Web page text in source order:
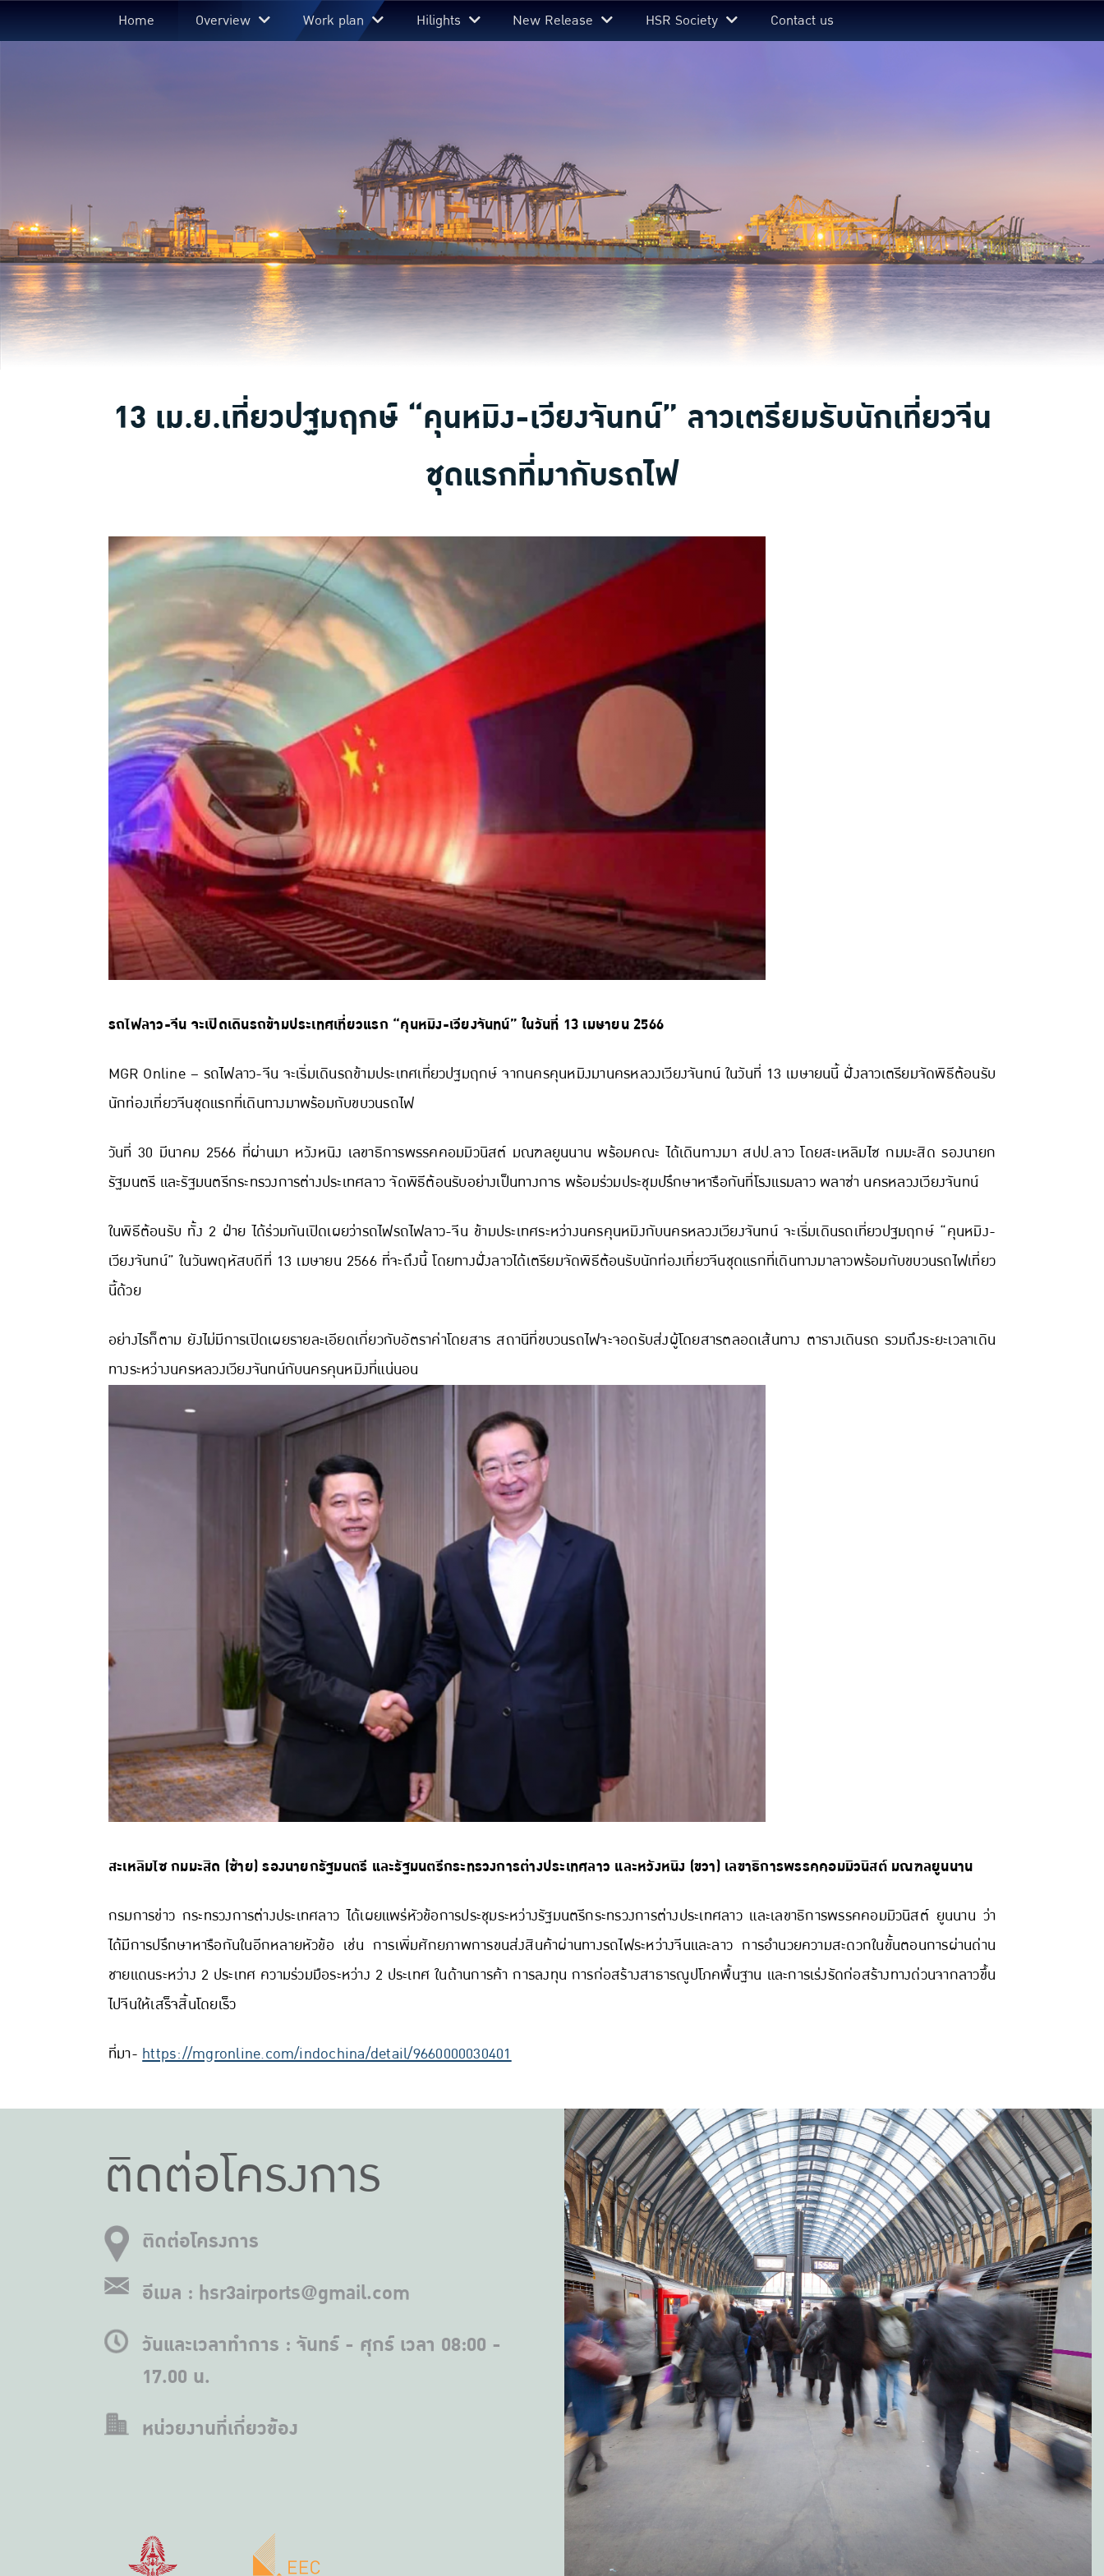
Home Overview Work plan Hilights New Release HSR Society Contact us
13 เม.ย.เที่ยวปฐมฤกษ์ “คุนหมิง-เวียงจันทน์” ลาวเตรียมรับนักเที่ยวจีน
ชุดแรกที่มากับรถไฟ
รถไฟลาว-จีน จะเปิดเดินรถข้ามประเทศเที่ยวแรก “คุนหมิง-เวียงจันทน์” ในวันที่ 13 เมษายน 2566
MGR Online – รถไฟลาว-จีน จะเริ่มเดินรถข้ามประเทศเที่ยวปฐมฤกษ์ จากนครคุนหมิงมานครหลวงเวียงจันทน์ ในวันที่ 13 เมษายนนี้ ฝั่งลาวเตรียมจัดพิธีต้อนรับ
นักท่องเที่ยวจีนชุดแรกที่เดินทางมาพร้อมกับขบวนรถไฟ
วันที่ 30 มีนาคม 2566 ที่ผ่านมา หวังหนิง เลขาธิการพรรคคอมมิวนิสต์ มณฑลยูนนาน พร้อมคณะ ได้เดินทางมา สปป.ลาว โดยสะเหลิมไซ กมมะสิด รองนายก
รัฐมนตรี และรัฐมนตรีกระทรวงการต่างประเทศลาว จัดพิธีต้อนรับอย่างเป็นทางการ พร้อมร่วมประชุมปรึกษาหารือกันที่โรงแรมลาว พลาซ่า นครหลวงเวียงจันทน์
ในพิธีต้อนรับ ทั้ง 2 ฝ่าย ได้ร่วมกันเปิดเผยว่ารถไฟรถไฟลาว-จีน ข้ามประเทศระหว่างนครคุนหมิงกับนครหลวงเวียงจันทน์ จะเริ่มเดินรถเที่ยวปฐมฤกษ์ “คุนหมิง-
เวียงจันทน์” ในวันพฤหัสบดีที่ 13 เมษายน 2566 ที่จะถึงนี้ โดยทางฝั่งลาวได้เตรียมจัดพิธีต้อนรับนักท่องเที่ยวจีนชุดแรกที่เดินทางมาลาวพร้อมกับขบวนรถไฟเที่ยว
นี้ด้วย
อย่างไรก็ตาม ยังไม่มีการเปิดเผยรายละเอียดเกี่ยวกับอัตราค่าโดยสาร สถานีที่ขบวนรถไฟจะจอดรับส่งผู้โดยสารตลอดเส้นทาง ตารางเดินรถ รวมถึงระยะเวลาเดิน
ทางระหว่างนครหลวงเวียงจันทน์กับนครคุนหมิงที่แน่นอน
สะเหลิมไซ กมมะสิด (ซ้าย) รองนายกรัฐมนตรี และรัฐมนตรีกระทรวงการต่างประเทศลาว และหวังหนิง (ขวา) เลขาธิการพรรคคอมมิวนิสต์ มณฑลยูนนาน
กรมการข่าว กระทรวงการต่างประเทศลาว ได้เผยแพร่หัวข้อการประชุมระหว่างรัฐมนตรีกระทรวงการต่างประเทศลาว และเลขาธิการพรรคคอมมิวนิสต์ ยูนนาน ว่า
ได้มีการปรึกษาหารือกันในอีกหลายหัวข้อ เช่น การเพิ่มศักยภาพการขนส่งสินค้าผ่านทางรถไฟระหว่างจีนและลาว การอำนวยความสะดวกในขั้นตอนการผ่านด่าน
ชายแดนระหว่าง 2 ประเทศ ความร่วมมือระหว่าง 2 ประเทศ ในด้านการค้า การลงทุน การก่อสร้างสาธารณูปโภคพื้นฐาน และการเร่งรัดก่อสร้างทางด่วนจากลาวขึ้น
ไปจีนให้เสร็จสิ้นโดยเร็ว
ที่มา-https://mgronline.com/indochina/detail/9660000030401
ติดต่อโครงการ
ติดต่อโครงการ
อีเมล : hsr3airports@gmail.com
วันและเวลาทำการ : จันทร์ - ศุกร์ เวลา 08:00 -
17.00 น.
หน่วยงานที่เกี่ยวข้อง